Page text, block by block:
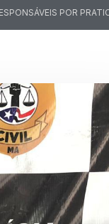
POR